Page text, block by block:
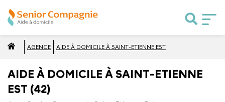
AGENCE AIDE À DOMICILE À SAINT-ETIENNE EST
AIDE À DOMICILE À SAINT-ETIENNE
EST (42)